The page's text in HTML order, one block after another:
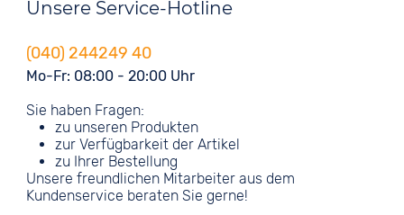
Unsere Service-Hotline
(040) 244249 40
Mo-Fr: 08:00 - 20:00 Uhr
Sie haben Fragen:
zu unseren Produkten
zur Verfügbarkeit der Artikel
zu Ihrer Bestellung
Unsere freundlichen Mitarbeiter aus dem
Kundenservice beraten Sie gerne!